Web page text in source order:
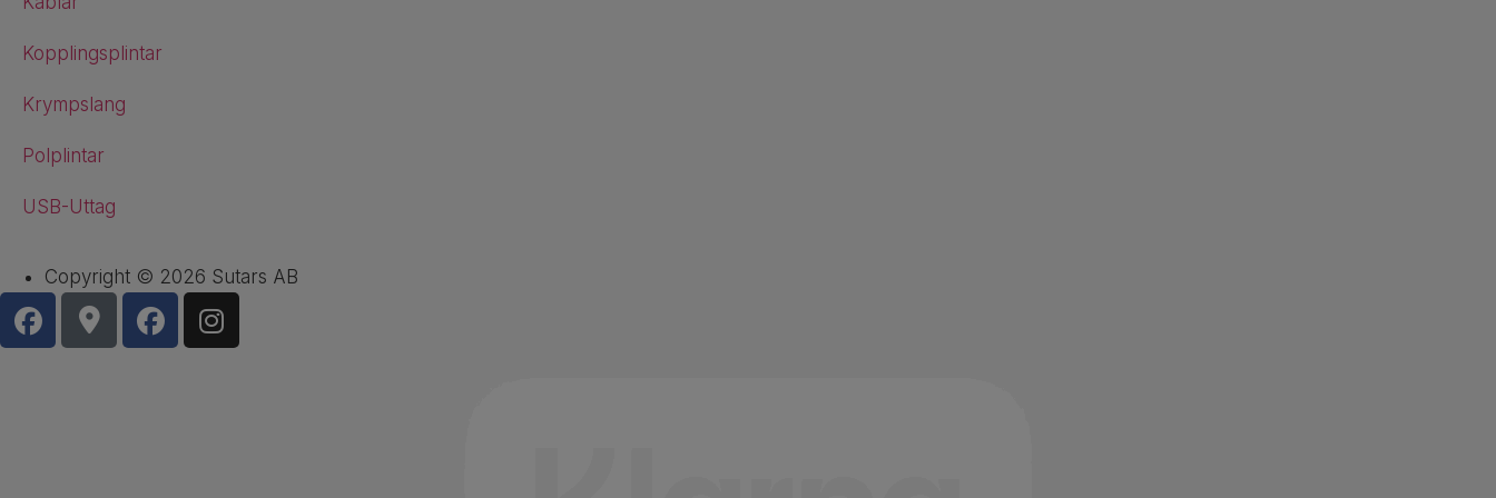
Kopplingsplintar
Krympslang
Polplintar
USB-Uttag
Copyright © 2026 Sutars AB